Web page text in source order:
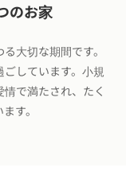
のお家
大切な期間です。
しています。小規
で満たされ、たく
す。